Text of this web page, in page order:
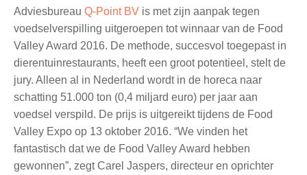
Adviesbureau Q-Point BV is met zijn aanpak tegen
voedselverspilling uitgeroepen tot winnaar van de Food
Valley Award 2016. De methode, succesvol toegepast in
dierentuinrestaurants, heeft een groot potentieel, stelt de
jury. Alleen al in Nederland wordt in de horeca naar
schatting 51.000 ton (0,4 miljard euro) per jaar aan
voedsel verspild. De prijs is uitgereikt tijdens de Food
Valley Expo op 13 oktober 2016. “We vinden het
fantastisch dat we de Food Valley Award hebben
gewonnen”, zegt Carel Jaspers, directeur en oprichter